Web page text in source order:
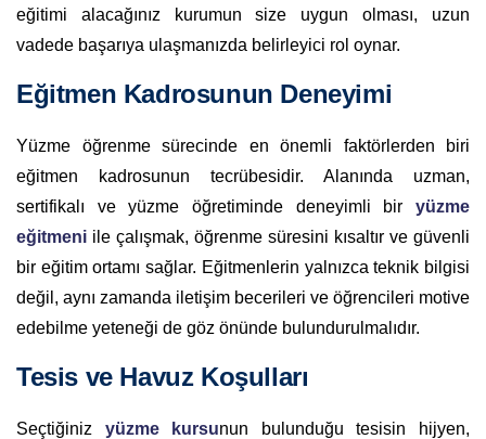
eğitimi alacağınız kurumun size uygun olması, uzun
vadede başarıya ulaşmanızda belirleyici rol oynar.
Eğitmen Kadrosunun Deneyimi
Yüzme öğrenme sürecinde en önemli faktörlerden biri
eğitmen kadrosunun tecrübesidir. Alanında uzman,
sertifikalı ve yüzme öğretiminde deneyimli bir yüzme
eğitmeni ile çalışmak, öğrenme süresini kısaltır ve güvenli
bir eğitim ortamı sağlar. Eğitmenlerin yalnızca teknik bilgisi
değil, aynı zamanda iletişim becerileri ve öğrencileri motive
edebilme yeteneği de göz önünde bulundurulmalıdır.
Tesis ve Havuz Koşulları
Seçtiğiniz yüzme kursunun bulunduğu tesisin hijyen,